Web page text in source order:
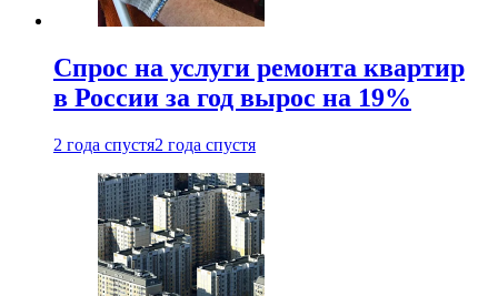
Спрос на услуги ремонта квартир
в России за год вырос на 19%
2 года спустя2 года спустя